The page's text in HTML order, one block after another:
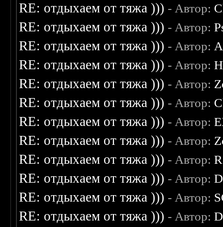
RE: отдыхаем от тяжа ))) - Автор:
RE: отдыхаем от тяжа ))) - Автор:
RE: отдыхаем от тяжа ))) - Автор:
RE: отдыхаем от тяжа ))) - Автор:
RE: отдыхаем от тяжа ))) - Автор:
RE: отдыхаем от тяжа ))) - Автор:
RE: отдыхаем от тяжа ))) - Автор:
RE: отдыхаем от тяжа ))) - Автор:
RE: отдыхаем от тяжа ))) - Автор:
RE: отдыхаем от тяжа ))) - Автор:
RE: отдыхаем от тяжа ))) - Автор:
RE: отдыхаем от тяжа ))) - Автор: